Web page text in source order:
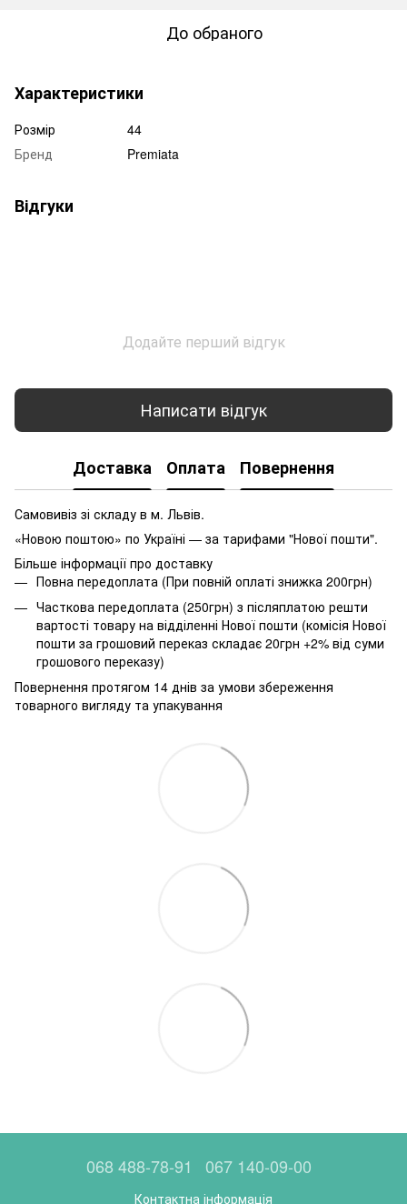
До обраного
Характеристики
Розмір
44
Бренд
Premiata
Відгуки
Додайте перший відгук
Написати відгук
Доставка Оплата Повернення
Самовивіз зі складу в м. Львів.
«Новою поштою» по Україні — за тарифами "Нової пошти".
Більше інформації про доставку
Повна передоплата (При повній оплаті знижка 200грн)
Часткова передоплата (250грн) з післяплатою решти
вартості товару на відділенні Нової пошти (комісія Нової
пошти за грошовий переказ складає 20грн +2% від суми
грошового переказу)
Повернення протягом 14 днів за умови збереження
товарного вигляду та упакування
068 488-78-91 067 140-09-00
Контактна інформація